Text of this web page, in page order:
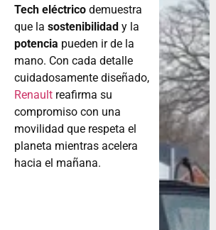
Tech eléctrico demuestra
que la sostenibilidad y la
potencia pueden ir de la
mano. Con cada detalle
cuidadosamente diseñado,
Renault reafirma su
compromiso con una
movilidad que respeta el
planeta mientras acelera
hacia el mañana.